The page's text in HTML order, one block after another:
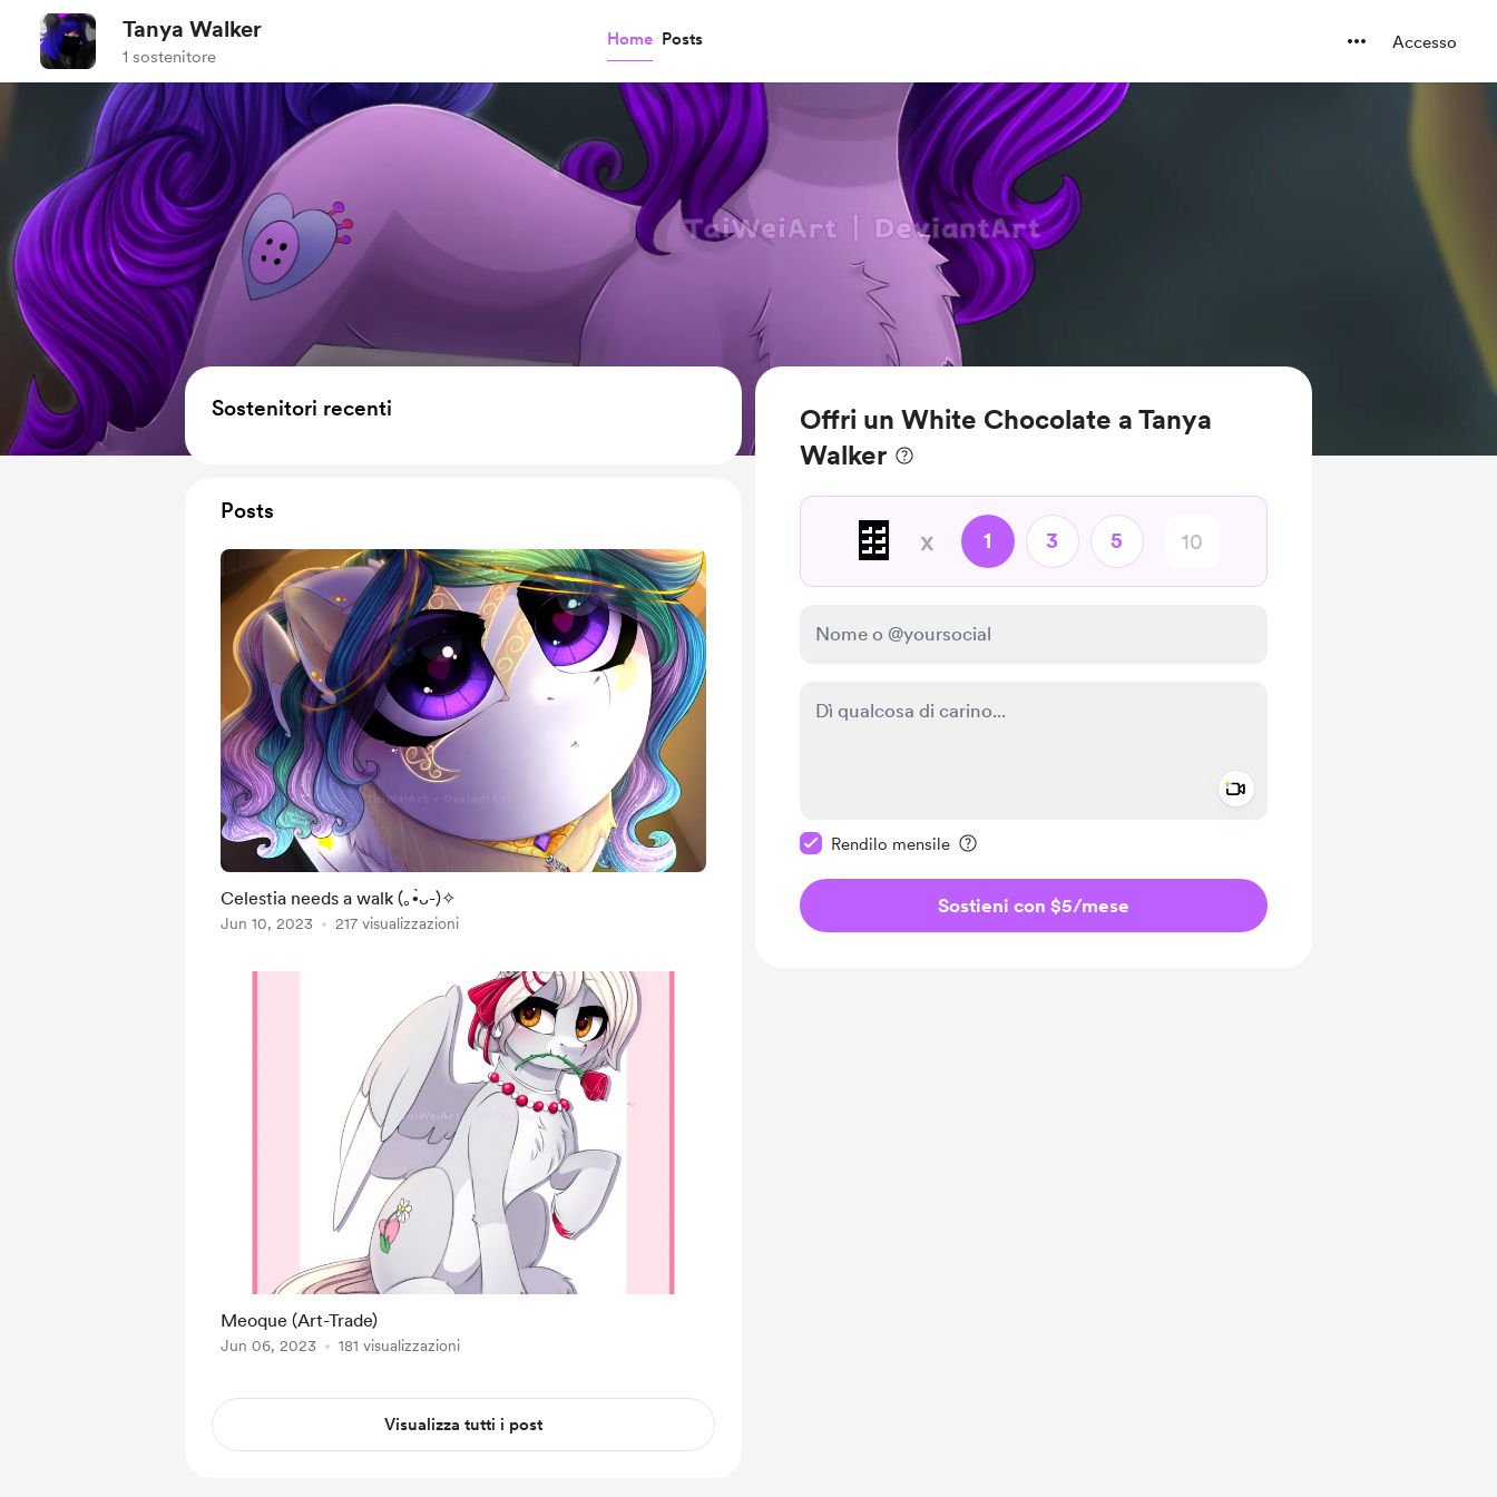
Tanya Walker
1 sostenitore
Home Posts Accesso
Offri un White Chocolate a Tanya
Walker
🍫 x 1 3 5
Rendilo mensile
Sostieni con $5/mese
Sostenitori recenti
Posts
Celestia needs a walk (⁠｡⁠•̀⁠ᴗ⁠-⁠)⁠✧
Jun 10, 2023 217 visualizzazioni
Meoque (Art-Trade)
Jun 06, 2023 181 visualizzazioni
Visualizza tutti i post